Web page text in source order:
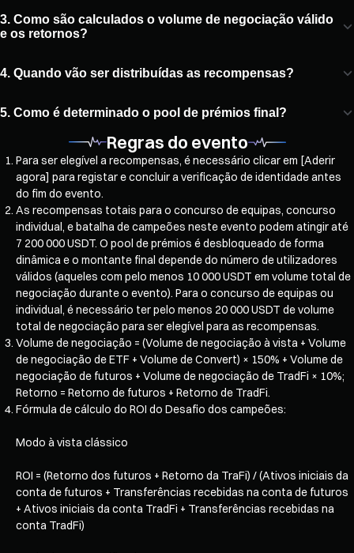
3. Como são calculados o volume de negociação válido
e os retornos?
4. Quando vão ser distribuídas as recompensas?
5. Como é determinado o pool de prémios final?
Regras do evento
Para ser elegível a recompensas, é necessário clicar em [Aderir
agora] para registar e concluir a verificação de identidade antes
do fim do evento.
As recompensas totais para o concurso de equipas, concurso
individual, e batalha de campeões neste evento podem atingir até
7 200 000 USDT. O pool de prémios é desbloqueado de forma
dinâmica e o montante final depende do número de utilizadores
válidos (aqueles com pelo menos 10 000 USDT em volume total de
negociação durante o evento). Para o concurso de equipas ou
individual, é necessário ter pelo menos 20 000 USDT de volume
total de negociação para ser elegível para as recompensas.
Volume de negociação = (Volume de negociação à vista + Volume
de negociação de ETF + Volume de Convert) × 150% + Volume de
negociação de futuros + Volume de negociação de TradFi × 10%;
Retorno = Retorno de futuros + Retorno de TradFi.
Fórmula de cálculo do ROI do Desafio dos campeões:
Modo à vista clássico
ROI = (Retorno dos futuros + Retorno da TraFi) / (Ativos iniciais da
conta de futuros + Transferências recebidas na conta de futuros
+ Ativos iniciais da conta TradFi + Transferências recebidas na
conta TradFi)